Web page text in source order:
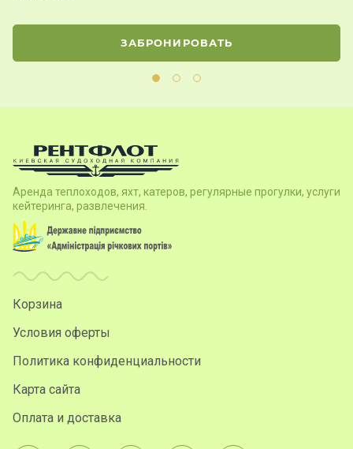
ЗАБРОНИРОВАТЬ
Аренда теплоходов, яхт, катеров, регулярные прогулки, услуги
кейтеринга, развлечения.
Корзина
Условия оферты
Политика конфиденциальности
Карта сайта
Оплата и доставка